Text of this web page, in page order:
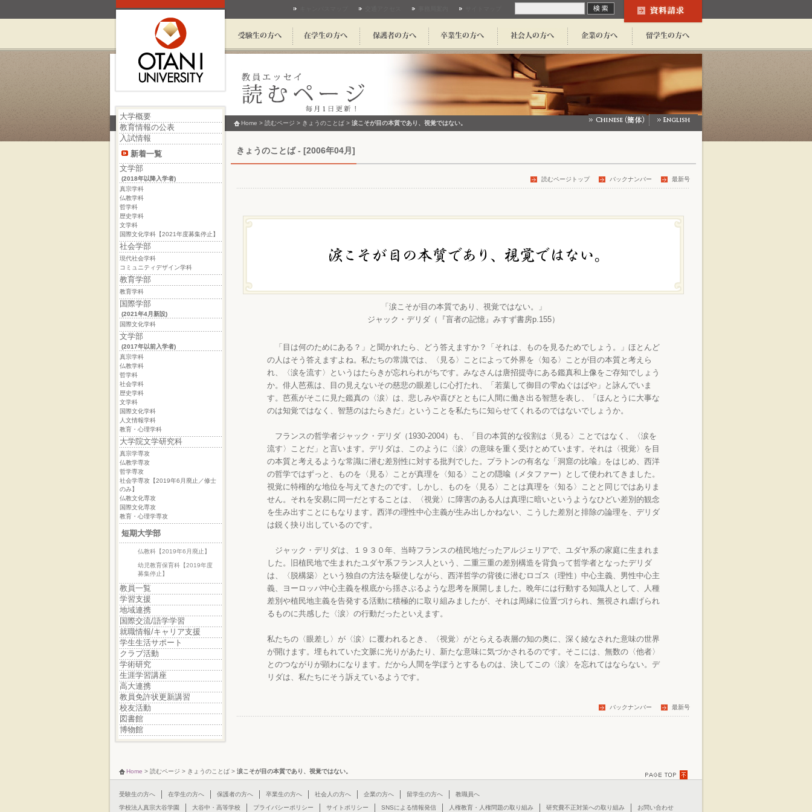
大学概要
教育情報の公表
入試情報
新着一覧
文学部
(2018年以降入学者)
真宗学科
仏教学科
哲学科
歴史学科
文学科
国際文化学科【2021年度募集停止】
社会学部
現代社会学科
コミュニティデザイン学科
教育学部
教育学科
国際学部
(2021年4月新設)
国際文化学科
文学部
(2017年以前入学者)
真宗学科
仏教学科
哲学科
社会学科
歴史学科
文学科
国際文化学科
人文情報学科
教育・心理学科
大学院文学研究科
真宗学専攻
仏教学専攻
哲学専攻
社会学専攻【2019年6月廃止／修士
のみ】
仏教文化専攻
国際文化専攻
教育・心理学専攻
短期大学部
仏教科【2019年6月廃止】
幼児教育保育科【2019年度
募集停止】
教員一覧
学習支援
地域連携
国際交流/語学学習
就職情報/キャリア支援
学生生活サポート
クラブ活動
学術研究
生涯学習講座
高大連携
教員免許状更新講習
校友活動
図書館
博物館
Home > 読むページ > きょうのことば > 涙こそが目の本質であり、視覚ではない。
きょうのことば - [2006年04月]
最新号
バックナンバー
読むページトップ
「涙こそが目の本質であり、視覚ではない。」
ジャック・デリダ（『盲者の記憶』みすず書房p.155）
「目は何のためにある？」と聞かれたら、どう答えますか？「それは、ものを見るためでしょう。」ほとんど
の人はそう答えますよね。私たちの常識では、〈見る〉ことによって外界を〈知る〉ことが目の本質と考えら
れ、〈涙を流す〉というはたらきが忘れられがちです。みなさんは唐招提寺にある鑑真和上像をご存知でしょう
か。俳人芭蕉は、目の見えないその慈悲の眼差しに心打たれ、「若葉して御目の雫ぬぐはばや」と詠んでいま
す。芭蕉がそこに見た鑑真の〈涙〉は、悲しみや喜びとともに人間に働き出る智慧を表し、「ほんとうに大事な
のは知覚ではなく、智慧のはたらきだ」ということを私たちに知らせてくれるのではないでしょうか。
フランスの哲学者ジャック・デリダ（1930-2004）も、「目の本質的な役割は〈見る〉ことではなく、〈涙を
流す〉ことだ」と言います。デリダは、このように〈涙〉の意味を重く受けとめています。それは〈視覚〉を目
の本質と考えるような常識に潜む差別性に対する批判でした。プラトンの有名な「洞窟の比喩」をはじめ、西洋
の哲学ではずっと、ものを〈見る〉ことが真理を〈知る〉ことの隠喩（メタファー）として使われてきました。
視覚に特権的な地位を与えてきたのです。しかし、ものを〈見る〉ことは真理を〈知る〉ことと同じではありま
せん。それを安易に同一だとすることは、〈視覚〉に障害のある人は真理に暗いというようなひどい差別的観念
を生み出すことにもなります。西洋の理性中心主義が生み出しかねない、こうした差別と排除の論理を、デリダ
は鋭く抉り出しているのです。
ジャック・デリダは、１９３０年、当時フランスの植民地だったアルジェリアで、ユダヤ系の家庭に生まれま
した。旧植民地で生まれたユダヤ系フランス人という、二重三重の差別構造を背負って哲学者となったデリダ
は、〈脱構築〉という独自の方法を駆使しながら、西洋哲学の背後に潜むロゴス（理性）中心主義、男性中心主
義、ヨーロッパ中心主義を根底から揺さぶるような思考を展開しました。晩年には行動する知識人として、人種
差別や植民地主義を告発する活動に積極的に取り組みましたが、それは周縁に位置づけられ、無視され虐げられ
るものに共感した〈涙〉の行動だったといえます。
私たちの〈眼差し〉が〈涙〉に覆われるとき、〈視覚〉がとらえる表層の知の奥に、深く綾なされた意味の世界
が開けます。埋もれていた文脈に光りがあたり、新たな意味に気づかされるのです。そこには、無数の〈他者〉
とのつながりが顕わになります。だから人間を学ぼうとするものは、決してこの〈涙〉を忘れてはならない。デ
リダは、私たちにそう訴えているようです。
最新号
バックナンバー
Home > 読むページ > きょうのことば > 涙こそが目の本質であり、視覚ではない。
受験生の方へ 在学生の方へ 保護者の方へ 卒業生の方へ 社会人の方へ 企業の方へ 留学生の方へ
教職員へ
学校法人真宗大谷学園
大谷中・高等学校 プライバシーポリシー サイトポリシー SNSによる情報発信 人権教育・人権問題の取り組み 研究費不正対策への取り組み お問い合わせ